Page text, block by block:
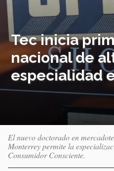
Tec inicia
nacional de
especialidad
El nuevo doctorado en
Monterrey permite la
Consumidor Consciente.